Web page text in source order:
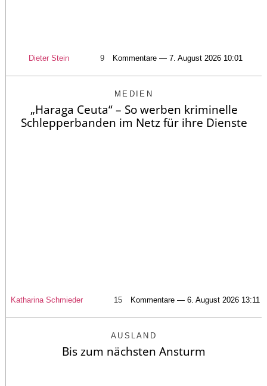
Dieter Stein 9 Kommentare — 7. August 2026 10:01
MEDIEN
„Haraga Ceuta“ – So werben kriminelle
Schlepperbanden im Netz für ihre Dienste
Katharina Schmieder 15 Kommentare — 6. August 2026 13:11
AUSLAND
Bis zum nächsten Ansturm